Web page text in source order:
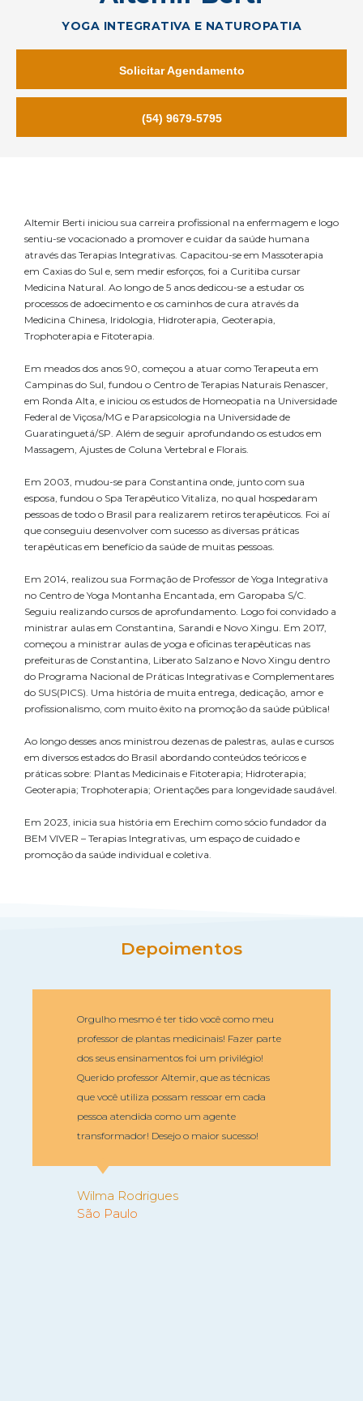
YOGA INTEGRATIVA E NATUROPATIA
Solicitar Agendamento
(54) 9679-5795
Altemir Berti iniciou sua carreira profissional na enfermagem e logo
sentiu-se vocacionado a promover e cuidar da saúde humana
através das Terapias Integrativas. Capacitou-se em Massoterapia
em Caxias do Sul e, sem medir esforços, foi a Curitiba cursar
Medicina Natural. Ao longo de 5 anos dedicou-se a estudar os
processos de adoecimento e os caminhos de cura através da
Medicina Chinesa, Iridologia, Hidroterapia, Geoterapia,
Trophoterapia e Fitoterapia.
Em meados dos anos 90, começou a atuar como Terapeuta em
Campinas do Sul, fundou o Centro de Terapias Naturais Renascer,
em Ronda Alta, e iniciou os estudos de Homeopatia na Universidade
Federal de Viçosa/MG e Parapsicologia na Universidade de
Guaratinguetá/SP. Além de seguir aprofundando os estudos em
Massagem, Ajustes de Coluna Vertebral e Florais.
Em 2003, mudou-se para Constantina onde, junto com sua
esposa, fundou o Spa Terapêutico Vitaliza, no qual hospedaram
pessoas de todo o Brasil para realizarem retiros terapêuticos. Foi aí
que conseguiu desenvolver com sucesso as diversas práticas
terapêuticas em benefício da saúde de muitas pessoas.
Em 2014, realizou sua Formação de Professor de Yoga Integrativa
no Centro de Yoga Montanha Encantada, em Garopaba S/C.
Seguiu realizando cursos de aprofundamento. Logo foi convidado a
ministrar aulas em Constantina, Sarandi e Novo Xingu. Em 2017,
começou a ministrar aulas de yoga e oficinas terapêuticas nas
prefeituras de Constantina, Liberato Salzano e Novo Xingu dentro
do Programa Nacional de Práticas Integrativas e Complementares
do SUS(PICS). Uma história de muita entrega, dedicação, amor e
profissionalismo, com muito êxito na promoção da saúde pública!
Ao longo desses anos ministrou dezenas de palestras, aulas e cursos
em diversos estados do Brasil abordando conteúdos teóricos e
práticas sobre: Plantas Medicinais e Fitoterapia; Hidroterapia;
Geoterapia; Trophoterapia; Orientações para longevidade saudável.
Em 2023, inicia sua história em Erechim como sócio fundador da
BEM VIVER – Terapias Integrativas, um espaço de cuidado e
promoção da saúde individual e coletiva.
Depoimentos
Orgulho mesmo é ter tido você como meu
professor de plantas medicinais! Fazer parte
dos seus ensinamentos foi um privilégio!
Querido professor Altemir, que as técnicas
que você utiliza possam ressoar em cada
pessoa atendida como um agente
transformador! Desejo o maior sucesso!
Wilma Rodrigues
São Paulo